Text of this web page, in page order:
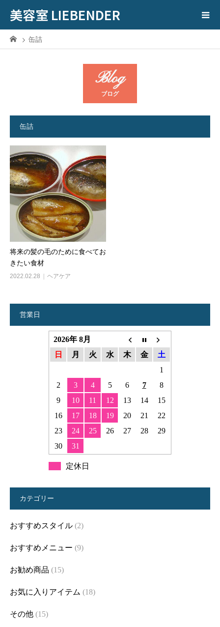
美容室 LIEBENDER
缶詰
Blog
ブログ
缶詰
将来の髪の毛のために食べてお
きたい食材
2022.02.28 ヘアケア
営業日
2026年 8月
日
月 火 水 木 金
土
1
2
3 4 5 6 7
8
9
10 11 12 13 14
15
16
17 18 19 20 21
22
23
24 25 26 27 28
29
30
31
定休日
カテゴリー
おすすめスタイル (2)
おすすめメニュー (9)
お勧め商品 (15)
お気に入りアイテム (18)
その他 (15)